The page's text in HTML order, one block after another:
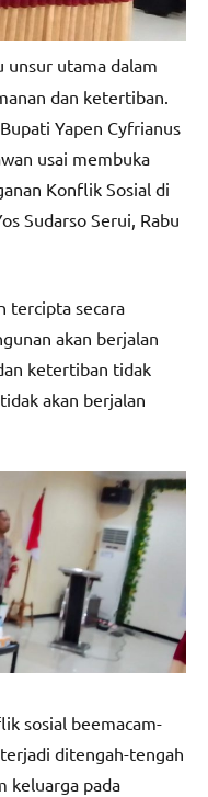
unsur utama dalam
dan ketertiban.
Yapen Cyfrianus
usai membuka
Konflik Sosial di
Sudarso Serui, Rabu
tercipta secara
akan berjalan
ketertiban tidak
akan berjalan
sosial beemacam-
ditengah-tengah
keluarga pada